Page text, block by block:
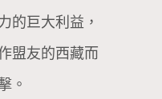
的巨大利益，
盟友的西藏而
。